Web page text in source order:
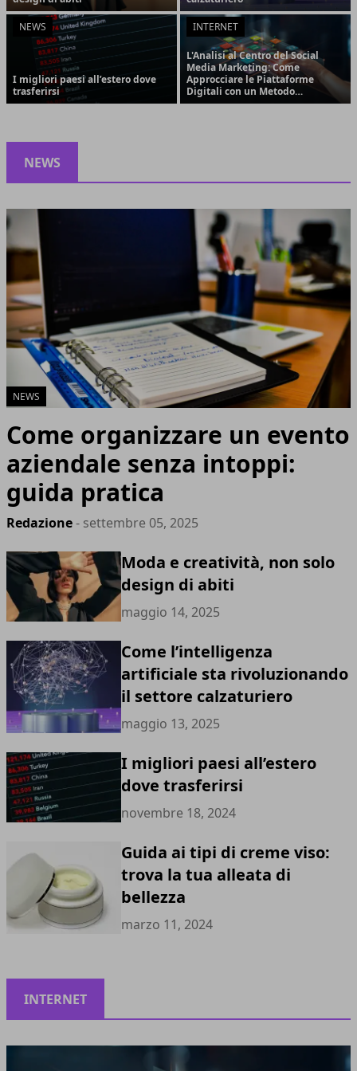
NEWS
I migliori paesi all’estero dove
trasferirsi
INTERNET
L'Analisi al Centro del Social
Media Marketing: Come
Approcciare le Piattaforme
Digitali con un Metodo
Strategico e Orientato ai
NEWS
NEWS
Come organizzare un evento
aziendale senza intoppi:
guida pratica
Redazione- settembre 05, 2025
Moda e creatività, non solo
design di abiti
maggio 14, 2025
Come l’intelligenza
artificiale sta rivoluzionando
il settore calzaturiero
maggio 13, 2025
I migliori paesi all’estero
dove trasferirsi
novembre 18, 2024
Guida ai tipi di creme viso:
trova la tua alleata di
bellezza
marzo 11, 2024
INTERNET